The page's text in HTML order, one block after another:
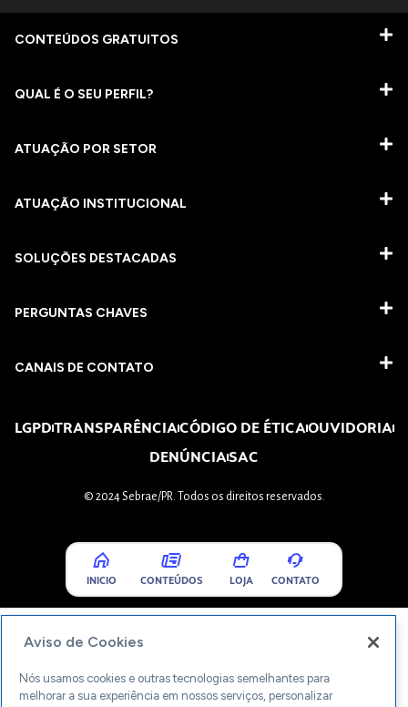
CONTEÚDOS GRATUITOS
QUAL É O SEU PERFIL?
ATUAÇÃO POR SETOR
ATUAÇÃO INSTITUCIONAL
SOLUÇÕES DESTACADAS
PERGUNTAS CHAVES​
CANAIS DE CONTATO
LGPDTRANSPARÊNCIACÓDIGO DE ÉTICAOUVIDORIA
DENÚNCIASAC
© 2024 Sebrae/PR. Todos os direitos reservados.
INICIO CONTEÚDOS LOJA CONTATO
Aviso de Cookies
Nós usamos cookies e outras tecnologias semelhantes para
melhorar a sua experiência em nossos serviços, personalizar